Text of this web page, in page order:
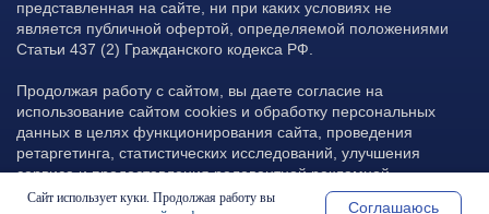
Сайт использует куки. Продолжая работу вы
Соглашаюсь